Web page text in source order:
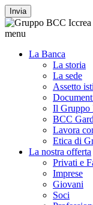
Invia
menu
La Banca
La storia
La sede
Assetto
Il Gruppo
BCC
Lavora
Etica di
La nostra offerta
Privati e
Imprese
Giovani
Soci